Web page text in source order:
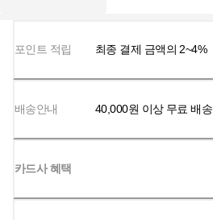
포인트 적립 최종 결제 금액의 2~4%
배송안내 40,000원 이상 무료 배송
카드사 혜택